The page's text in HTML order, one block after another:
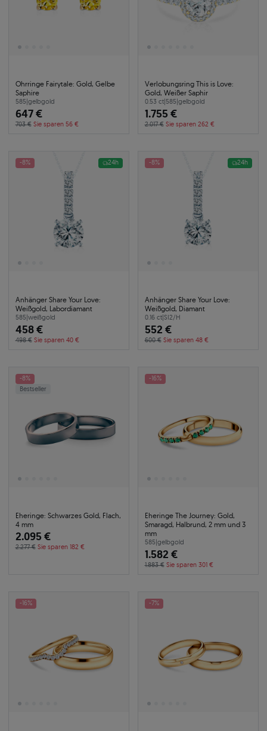
Ohrringe Fairytale: Gold, Gelbe
Saphire
585|gelbgold
647 €
703 € Sie sparen 56 €
Verlobungsring This is Love:
Gold, Weißer Saphir
0.53 ct|585|gelbgold
1.755 €
2.017 € Sie sparen 262 €
-8% 24h
Anhänger Share Your Love:
Weißgold, Labordiamant
585|weißgold
458 €
498 € Sie sparen 40 €
-8% 24h
Anhänger Share Your Love:
Weißgold, Diamant
0.16 ct|SI2/H
552 €
600 € Sie sparen 48 €
-8%
Bestseller
Eheringe: Schwarzes Gold, Flach,
4 mm
2.095 €
2.277 € Sie sparen 182 €
-16%
Eheringe The Journey: Gold,
Smaragd, Halbrund, 2 mm und 3
mm
585|gelbgold
1.582 €
1.883 € Sie sparen 301 €
-16% -7%